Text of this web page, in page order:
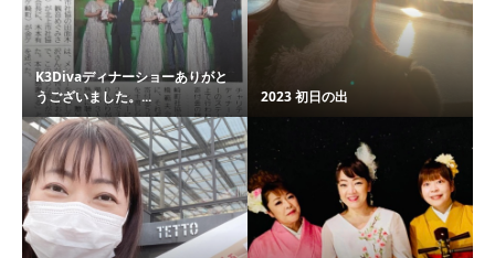
K3Divaディナーショーありがと
うございました。...
2023 初日の出